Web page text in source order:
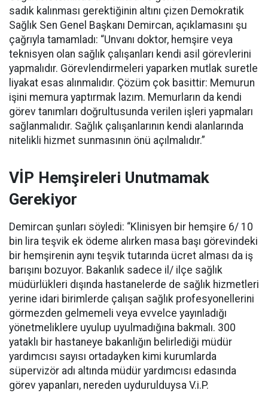
sadık kalınması gerektiğinin altını çizen Demokratik
Sağlık Sen Genel Başkanı Demircan, açıklamasını şu
çağrıyla tamamladı: “Unvanı doktor, hemşire veya
teknisyen olan sağlık çalışanları kendi asil görevlerini
yapmalıdır. Görevlendirmeleri yaparken mutlak suretle
liyakat esas alınmalıdır. Çözüm çok basittir: Memurun
işini memura yaptırmak lazım. Memurların da kendi
görev tanımları doğrultusunda verilen işleri yapmaları
sağlanmalıdır. Sağlık çalışanlarının kendi alanlarında
nitelikli hizmet sunmasının önü açılmalıdır.”
VİP Hemşireleri Unutmamak
Gerekiyor
Demircan şunları söyledi: “Klinisyen bir hemşire 6/ 10
bin lira teşvik ek ödeme alırken masa başı görevindeki
bir hemşirenin aynı teşvik tutarında ücret alması da iş
barışını bozuyor. Bakanlık sadece il/ ilçe sağlık
müdürlükleri dışında hastanelerde de sağlık hizmetleri
yerine idari birimlerde çalışan sağlık profesyonellerini
görmezden gelmemeli veya evvelce yayınladığı
yönetmeliklere uyulup uyulmadığına bakmalı. 300
yataklı bir hastaneye bakanlığın belirlediği müdür
yardımcısı sayısı ortadayken kimi kurumlarda
süpervizör adı altında müdür yardımcısı edasında
görev yapanları, nereden uydurulduysa V.i.P.